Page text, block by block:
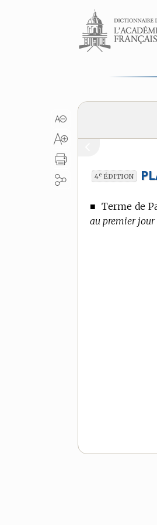
Aller au contenu
4e ÉDITION
■Terme de
au premier